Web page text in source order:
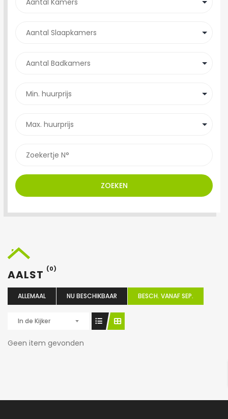
ZOEKEN
AALST (0)
ALLEMAAL NU BESCHIKBAAR BESCH. VANAF SEP.
In de Kijker
Geen item gevonden